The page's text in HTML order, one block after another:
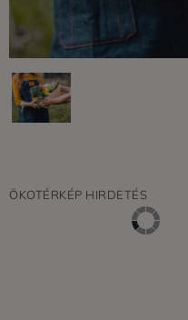
ÖKOTÉRKÉP HIRDETÉS